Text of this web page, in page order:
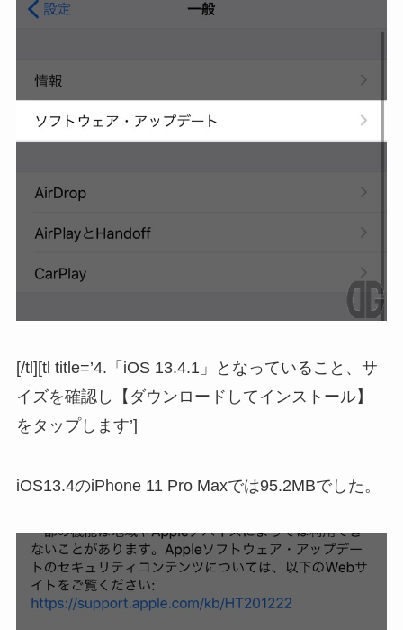
[/tl][tl title=’4.「iOS 13.4.1」となっていること、サ
イズを確認し【ダウンロードしてインストール】
をタップします’]
iOS13.4のiPhone 11 Pro Maxでは95.2MBでした。